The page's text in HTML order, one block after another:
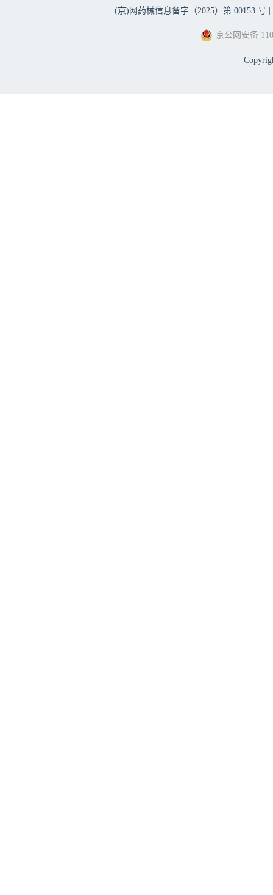
(京)网药械信息备字（2025）第 00153 号 |
京公网安备